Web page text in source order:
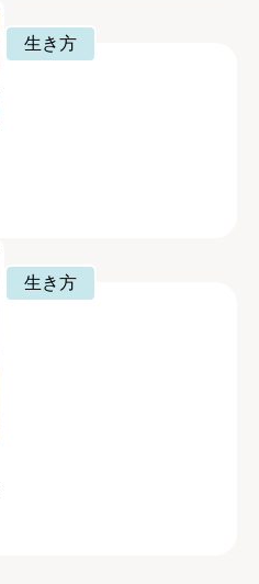
生き方
生き方